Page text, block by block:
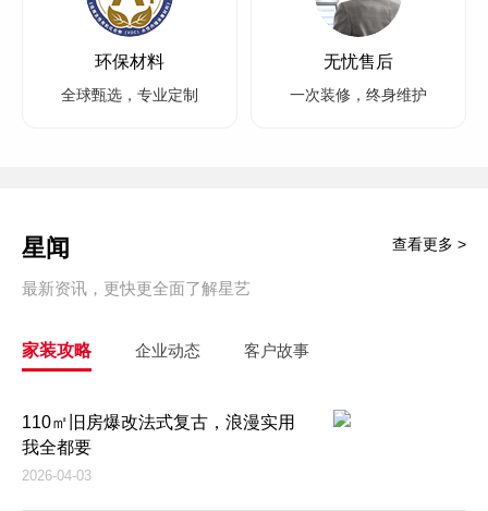
环保材料
全球甄选，专业定制
无忧售后
一次装修，终身维护
星闻
最新资讯，更快更全面了解星艺
查看更多 >
家装攻略 企业动态 客户故事
110㎡旧房爆改法式复古，浪漫实用
我全都要
2026-04-03